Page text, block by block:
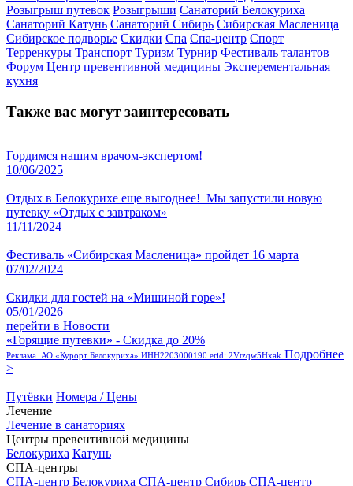
Розыгрыш путевок Розыгрыши Санаторий Белокуриха
Санаторий Катунь Санаторий Сибирь Сибирская Масленица
Сибирское подворье Скидки Спа Спа-центр Спорт
Терренкуры Транспорт Туризм Турнир Фестиваль талантов
Форум Центр превентивной медицины Эксперементальная
кухня
Также вас могут заинтересовать
Гордимся нашим врачом-экспертом!
10/06/2025
Отдых в Белокурихе еще выгоднее! Мы запустили новую
путевку «Отдых с завтраком»
11/11/2024
Фестиваль «Сибирская Масленица» пройдет 16 марта
07/02/2024
Скидки для гостей на «Мишиной горе»!
05/01/2026
перейти в Новости
«Горящие путевки» - Скидка до 20%
Реклама. АО «Курорт Белокуриха» ИНН2203000190 erid: 2Vtzqw5Hxak Подробнее
>
Путёвки Номера / Цены
Лечение
Лечение в санаториях
Центры превентивной медицины
Белокуриха Катунь
СПА-центры
СПА-центр Белокуриха СПА-центр Сибирь СПА-центр